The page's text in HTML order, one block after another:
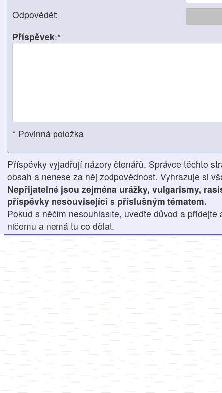
Odpovědět:
Příspěvek:*
* Povinná položka
Příspěvky vyjadřují názory čtenářů. Správce těchto
obsah a nenese za něj zodpovědnost. Vyhrazuje si
Nepřijatelné jsou zejména urážky, vulgarismy,
příspěvky nesouvisející s příslušným tématem.
Pokud s něčím nesouhlasíte, uveďte důvod a přidejte
ničemu a nemá tu co dělat.